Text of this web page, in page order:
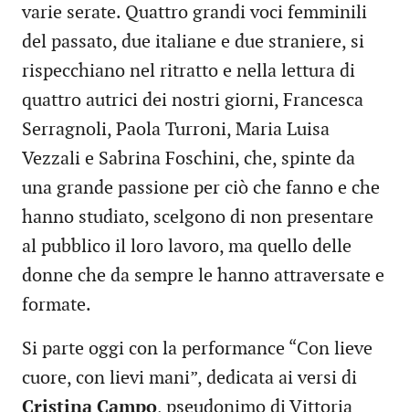
varie serate. Quattro grandi voci femminili
del passato, due italiane e due straniere, si
rispecchiano nel ritratto e nella lettura di
quattro autrici dei nostri giorni, Francesca
Serragnoli, Paola Turroni, Maria Luisa
Vezzali e Sabrina Foschini, che, spinte da
una grande passione per ciò che fanno e che
hanno studiato, scelgono di non presentare
al pubblico il loro lavoro, ma quello delle
donne che da sempre le hanno attraversate e
formate.
Si parte oggi con la performance “Con lieve
cuore, con lievi mani”, dedicata ai versi di